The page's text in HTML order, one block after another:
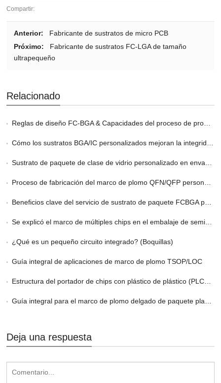
Compartir:
Anterior:
Fabricante de sustratos de micro PCB
Próximo:
Fabricante de sustratos FC-LGA de tamaño
ultrapequeño
Relacionado
Reglas de diseño FC-BGA & Capacidades del proceso de producción
Cómo los sustratos BGA/IC personalizados mejoran la integridad de la señal
Sustrato de paquete de clase de vidrio personalizado en envases 2.5D y 3D
Proceso de fabricación del marco de plomo QFN/QFP personalizado
Beneficios clave del servicio de sustrato de paquete FCBGA personalizado en HPC
Se explicó el marco de múltiples chips en el embalaje de semiconductores
¿Qué es un pequeño circuito integrado? (Boquillas)
Guía integral de aplicaciones de marco de plomo TSOP/LOC
Estructura del portador de chips con plástico de plástico (PLCC) Marco de plomo
Guía integral para el marco de plomo delgado de paquete plano delgado
Deja una respuesta